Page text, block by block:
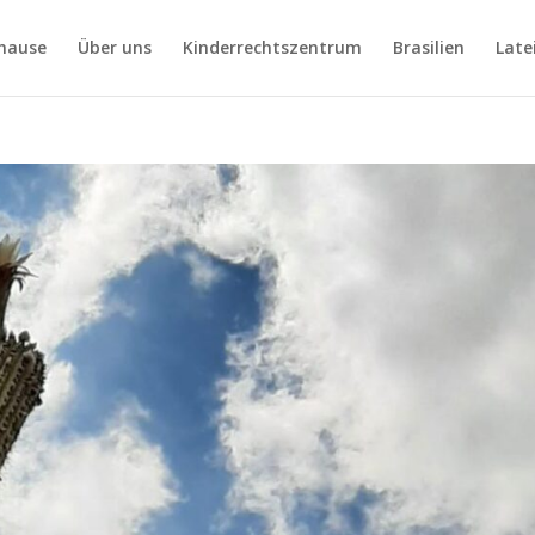
Über uns Kinderrechtszentrum Brasilien